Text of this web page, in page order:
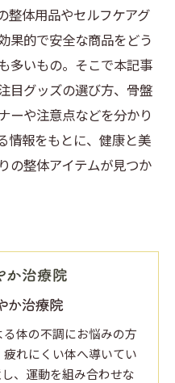
整体用品やセルフケアグ
果的で安全な商品をどう
多いもの。そこで本記事
目グッズの選び方、骨盤
ーや注意点などを分かり
情報をもとに、健康と美
の整体アイテムが見つか
か治療院
体の不調にお悩みの方
れにくい体へ導いてい
、運動を組み合わせな